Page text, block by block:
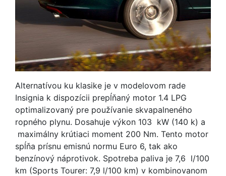
Alternatívou ku klasike je v modelovom rade
Insignia k dispozícii prepĺňaný motor 1.4 LPG
optimalizovaný pre používanie skvapalneného
ropného plynu. Dosahuje výkon 103 kW (140 k) a
maximálny krútiaci moment 200 Nm. Tento motor
spĺňa prísnu emisnú normu Euro 6, tak ako
benzínový náprotivok. Spotreba paliva je 7,6 l/100
km (Sports Tourer: 7,9 l/100 km) v kombinovanom